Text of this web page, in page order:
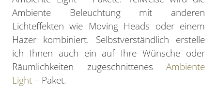
Ambiente Beleuchtung mit anderen
Lichteffekten wie Moving Heads oder einem
Hazer kombiniert. Selbstverständlich erstelle
ich Ihnen auch ein auf Ihre Wünsche oder
Räumlichkeiten zugeschnittenes Ambiente
Light– Paket.